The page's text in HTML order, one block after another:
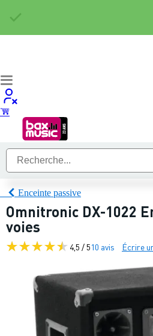
Enceinte passive
Omnitronic DX-1022
voies
4,5 / 510 avis Écrire